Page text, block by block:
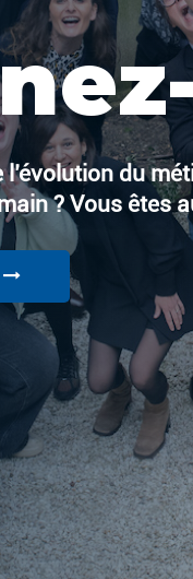
du
? Vous êtes